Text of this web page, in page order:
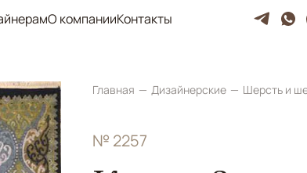
О компанииКонтакты
Главная Дизайнерские Шерсть и
№ 2257